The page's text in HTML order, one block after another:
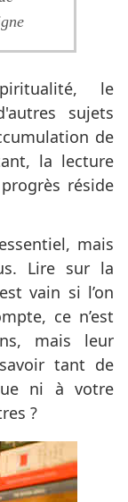
le
sujets
de
la lecture
réside
mais
Lire sur la
vain si l’on
ce n’est
mais leur
tant de
ni à votre
?